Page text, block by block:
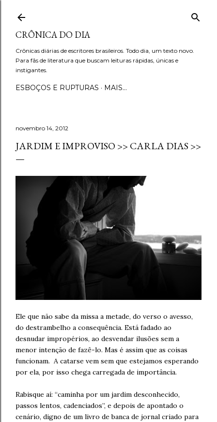
CRÔNICA DO DIA
Crônicas diárias de escritores brasileiros. Todo dia, um texto novo.
Para fãs de literatura que buscam leituras rápidas, únicas e
instigantes.
ESBOÇOS E RUPTURAS MAIS…
novembro 14, 2012
JARDIM E IMPROVISO >> CARLA DIAS >>
Ele que não sabe da missa a metade, do verso o avesso,
do destrambelho a consequência. Está fadado ao
desnudar impropérios, ao desvendar ilusões sem a
menor intenção de fazê-lo. Mas é assim que as coisas
funcionam. A catarse vem sem que estejamos esperando
por ela, por isso chega carregada de importância.
Rabisque aí: “caminha por um jardim desconhecido,
passos lentos, cadenciados”, e depois de apontado o
cenário, digno de um livro de banca de jornal criado para